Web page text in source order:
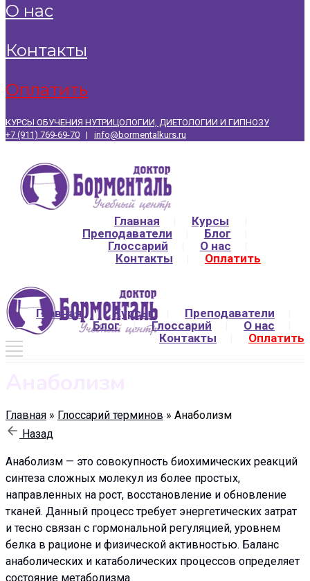
о нас
контакты
оплатить
КУРСЫ ОБУЧЕНИЯ НУТРИЦОЛОГИИ, ДИЕТОЛОГИИ И ГИПНОЗУ
+7 (911) 769-69-70 | info@bormentalkurs.ru
Главная
Курсы
Преподаватели
Блог
Глоссарий
О нас
Контакты
Оплатить
Главная Курсы
Преподаватели
Блог
Глоссарий
О нас
Контакты
Оплатить
Главная » Глоссарий терминов » Анаболизм
Назад
Анаболизм — это совокупность биохимических реакций
синтеза сложных молекул из более простых,
направленных на рост, восстановление и обновление
тканей. Данный процесс требует энергетических затрат
и тесно связан с гормональной регуляцией, уровнем
белка в рационе и физической активностью. Баланс
анаболических и катаболических процессов определяет
состояние метаболизма.